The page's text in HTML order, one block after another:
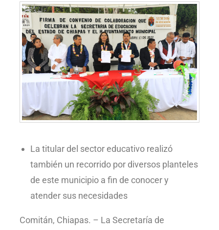
La titular del sector educativo realizó
también un recorrido por diversos planteles
de este municipio a fin de conocer y
atender sus necesidades
Comitán, Chiapas. – La Secretaría de